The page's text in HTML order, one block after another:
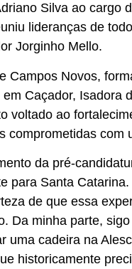
Silva ao cargo
lideranças de
Jorginho Mello.
Campos Novos,
em Caçador, Isadora
voltado ao
comprometidas com
da pré-
para Santa
de que essa
Da minha parte,
uma cadeira na
historicamente